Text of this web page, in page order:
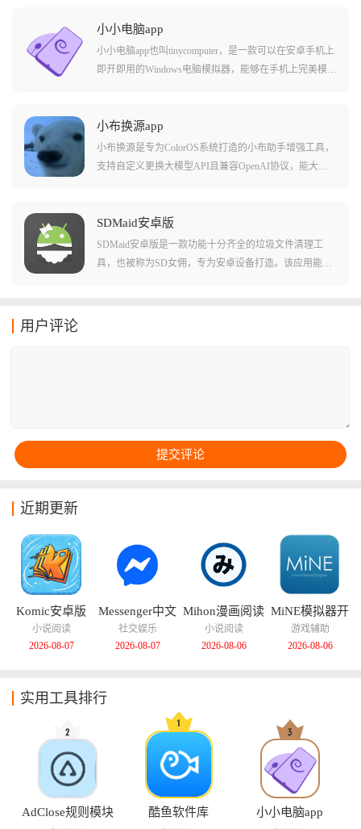
初始化和网络请求，让广告根本没机会加载出来，只要
激活它，你的手机就能重回那个没有广告的时代。
小小电脑app
小小电脑app也叫tinycomputer，是一款可以在安卓手机上
即开即用的Windows电脑模拟器，能够在手机上完美模拟
钮就能在安卓手机上畅快运行Windows。软件提供常用软
件的一键安装指令，让你告别四处搜寻安装包、繁琐手
动安装的困扰，一键就能轻松搞定。同时支持自由调整
小布换源app
小布换源是专为ColorOS系统打造的小布助手增强工具，
支持自定义更换大模型API且兼容OpenAI协议，能大幅
者速度较慢的问题。页面设计非常简单，功能也很直
观，新手也能很快熟练操作使用。无论是上网玩游戏还
是下载文件，使用小布换源可以有效提高网速，非常适
SDMaid安卓版
SDMaid安卓版是一款功能十分齐全的垃圾文件清理工
具，也被称为SD女佣，专为安卓设备打造。该应用能够
用户评论
近期更新
Komic安卓版
小说阅读
2026-08-07
Messenger中文
版
社交娱乐
2026-08-07
Mihon漫画阅读
器
小说阅读
2026-08-06
MiNE模拟器开
源版
游戏辅助
2026-08-06
实用工具排行
AdClose规则模块 酷鱼软件库 小小电脑app